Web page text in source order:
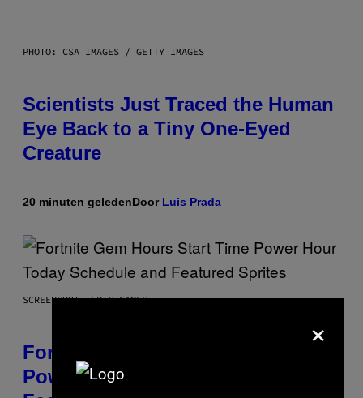
PHOTO: CSA IMAGES / GETTY IMAGES
Scientists Just Traced the Human
Eye Back to a Tiny One-Eyed
Creature
20 minuten geledenDoor Luis Prada
SCREENSHOT: EPIC GAMES
Fortnite Gem Hours Start Time:
Power Hour Today Schedule and
×